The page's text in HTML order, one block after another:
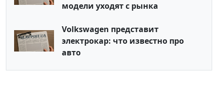
модели уходят с рынка
Volkswagen представит
электрокар: что известно про
авто